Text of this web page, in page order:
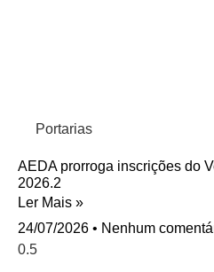
Portarias
AEDA prorroga inscrições do
2026.2
Ler Mais »
24/07/2026
Nenhum